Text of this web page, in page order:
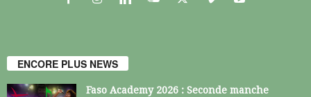
ENCORE PLUS NEWS
Faso Academy 2026 : Seconde manche